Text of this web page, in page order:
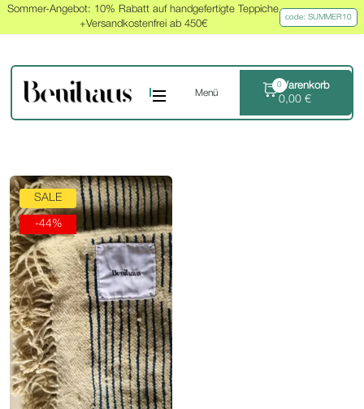
Sommer-Angebot: 10% Rabatt auf handgefertigte Teppiche
+Versandkostenfrei ab 450€
code: SUMMER10
Menü
0Warenkorb
0,00€
SALE
-44%